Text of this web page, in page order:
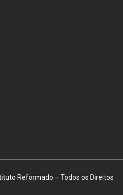
Reformado – Todos os Direitos